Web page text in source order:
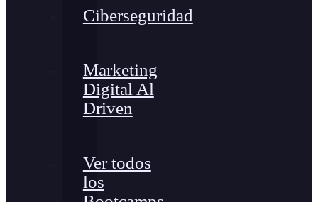
Ciberseguridad
Marketing
Digital Al
Driven
Ver todos
los